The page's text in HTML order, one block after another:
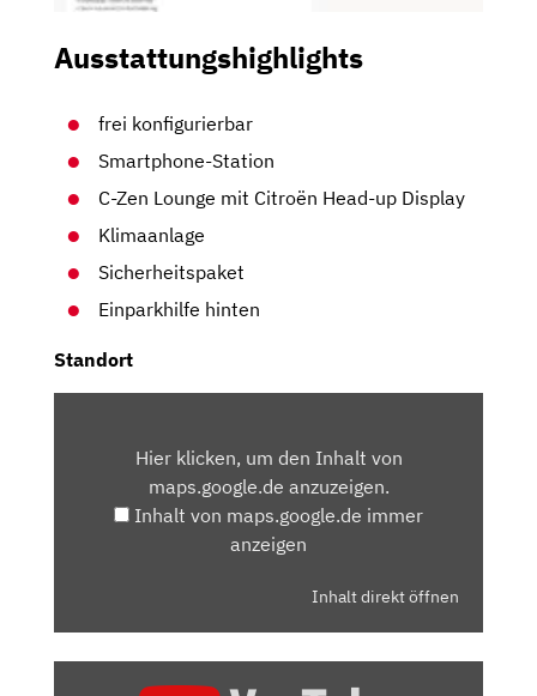
Ausstattungshighlights
frei konfigurierbar
Smartphone-Station
C-Zen Lounge mit Citroën Head-up Display
Klimaanlage
Sicherheitspaket
Einparkhilfe hinten
Standort
MAPS.GOOGLE.DEHier klicken, um den Inhalt von
maps.google.de anzuzeigen.
Inhalt von maps.google.de immer
anzeigen
Inhalt direkt öffnen